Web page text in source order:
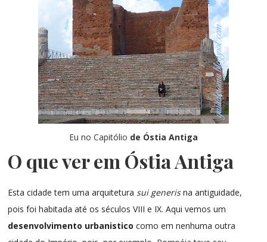
Eu no Capitólio de Óstia Antiga
O que ver em Óstia Antiga
Esta cidade tem uma arquitetura sui generisna antiguidade,
pois foi habitada até os séculos VIII e IX. Aqui vemos um
desenvolvimento urbanistico como em nenhuma outra